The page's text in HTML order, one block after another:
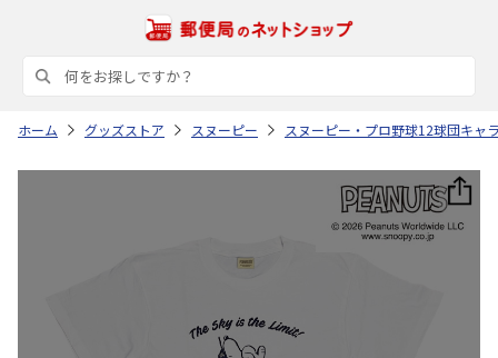
ホーム グッズストア スヌーピー スヌーピー・プロ野球12球団キャ